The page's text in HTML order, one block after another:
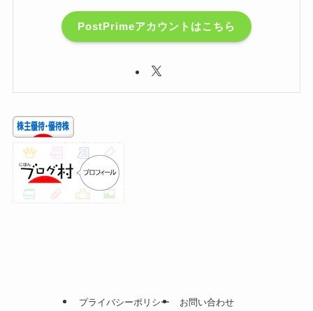
PostPrimeアカウントはこちら
プライバシーポリシー お問い合わせ